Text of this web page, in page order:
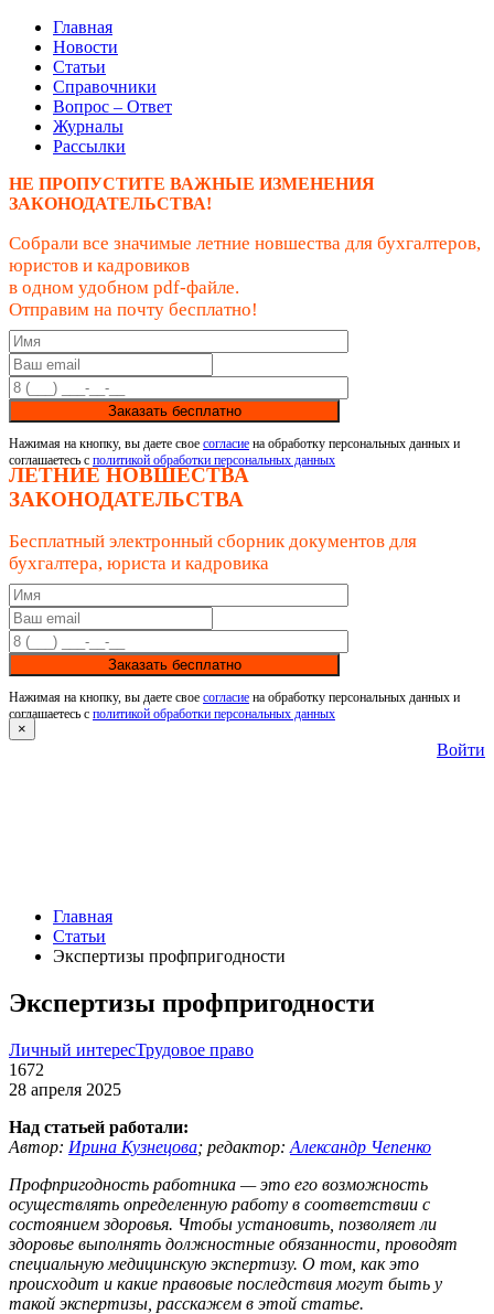
Главная
Новости
Статьи
Справочники
Вопрос – Ответ
Журналы
Рассылки
НЕ ПРОПУСТИТЕ ВАЖНЫЕ ИЗМЕНЕНИЯ
ЗАКОНОДАТЕЛЬСТВА!
Собрали все значимые летние новшества для бухгалтеров,
юристов и кадровиков
в одном удобном pdf-файле.
Отправим на почту бесплатно!
Заказать бесплатно
Нажимая на кнопку, вы даете свое согласие на обработку персональных данных и
соглашаетесь с политикой обработки персональных данных
ЛЕТНИЕ НОВШЕСТВА
ЗАКОНОДАТЕЛЬСТВА
Бесплатный электронный сборник документов для
бухгалтера, юриста и кадровика
Заказать бесплатно
Нажимая на кнопку, вы даете свое согласие на обработку персональных данных и
соглашаетесь с политикой обработки персональных данных
×
Войти
Главная
Статьи
Экспертизы профпригодности
Экспертизы профпригодности
Личный интересТрудовое право
1672
28 апреля 2025
Над статьей работали:
Автор: Ирина Кузнецова; редактор: Александр Чепенко
Профпригодность работника — это его возможность
осуществлять определенную работу в соответствии с
состоянием здоровья. Чтобы установить, позволяет ли
здоровье выполнять должностные обязанности, проводят
специальную медицинскую экспертизу. О том, как это
происходит и какие правовые последствия могут быть у
такой экспертизы, расскажем в этой статье.